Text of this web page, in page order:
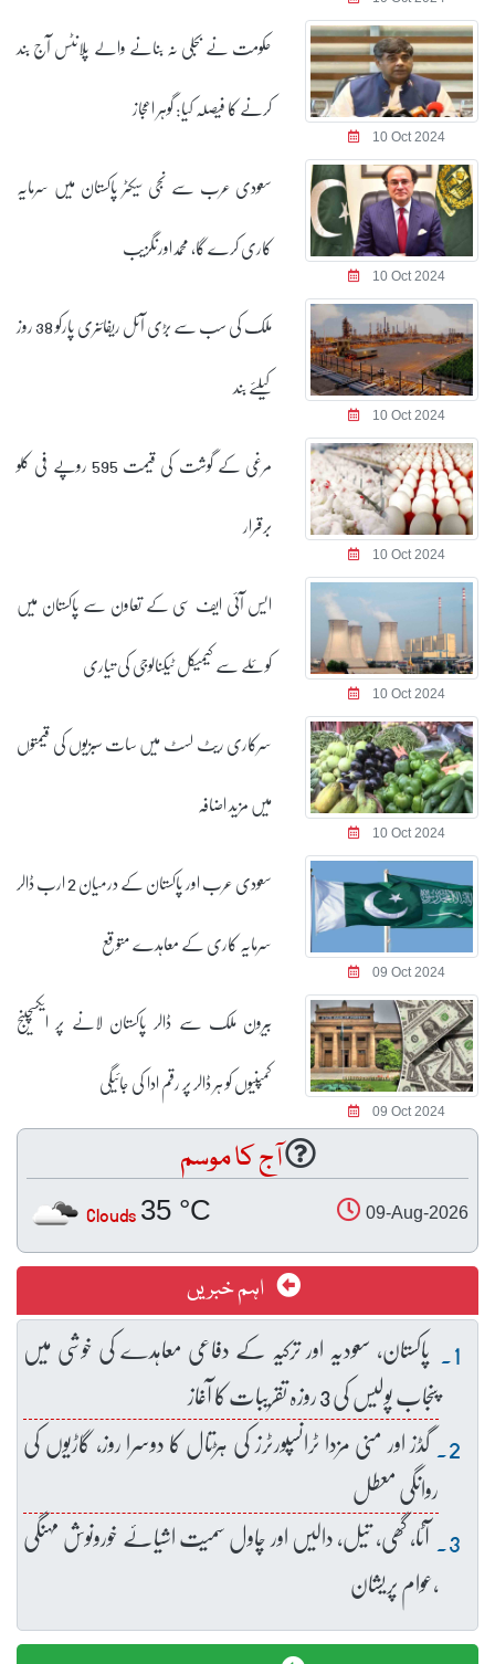
10 Oct 2024
حکومت نے بجلی نہ بنانے والے پلانٹس آج بند
کرنے کا فیصلہ کیا: گوہر اعجاز
10 Oct 2024
سعودی عرب سے نجی سیکٹر پاکستان میں سرمایہ
کاری کرے گا، محمداورنگزیب
10 Oct 2024
ملک کی سب سے بڑی آئل ریفائنری پارکو 38 روز
کیلئے بند
10 Oct 2024
مرغی کے گوشت کی قیمت 595 روپے فی کلو
برقرار
10 Oct 2024
ایس آئی ایف سی کے تعاون سے پاکستان میں
کوئلے سے کیمیکل ٹیکنالوجی کی تیاری
10 Oct 2024
سرکاری ریٹ لسٹ میں سات سبزیوں کی قیمتوں
میں مزید اضافہ
09 Oct 2024
سعودی عرب اور پاکستان کے درمیان 2 ارب ڈالر
سرمایہ کاری کے معاہدے متوقع
09 Oct 2024
بیرون ملک سے ڈالر پاکستان لانے پر ایکسچینج
کمپنیوں کو ہر ڈالر پر رقم ادا کی جائیگی
آج کا موسم
09-Aug-2026
35 °C
Clouds
اہم خبریں
پاکستان، سعودیہ اور ترکیہ کے دفاعی معاہدے کی خوشی میں
پنجاب پولیس کی 3 روزہ تقریبات کا آغاز
گڈز اور منی مزدا ٹرانسپورٹرز کی ہڑتال کا دوسرا روز، گاڑیوں کی
روانگی معطل
آٹا، گھی، تیل، دالیں اور چاول سمیت اشیائے خورونوش مہنگی
،عوام پریشان